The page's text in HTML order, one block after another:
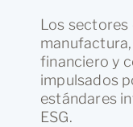
Los
financiero y
impulsados
estándares
ESG.